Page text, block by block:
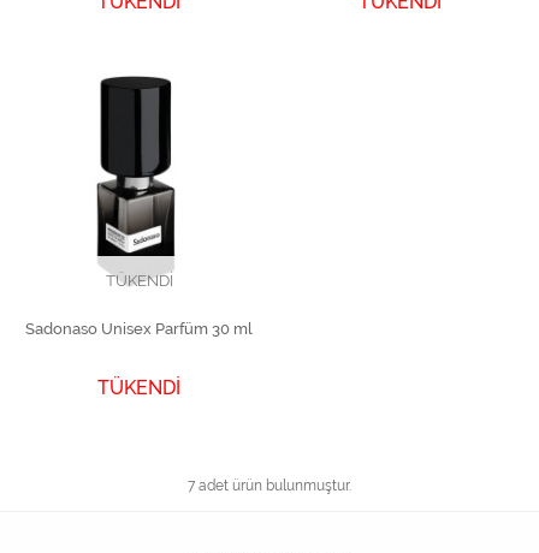
TÜKENDİ
Sadonaso Unisex Parfüm 30 ml
TÜKENDİ
7 adet ürün bulunmuştur.